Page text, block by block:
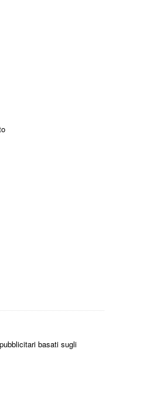
basati sugli